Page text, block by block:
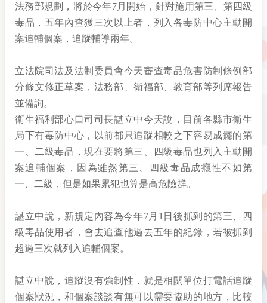
法務部規劃，將於今年7月開始，針對施用第三、第四級
毒品，五年內查獲三次以上者，列入各毒防中心主動開
案追輔個案，追蹤輔導兩年。
立法院司法及法制委員會今天審查毒品危害防制條例部
分條文修正草案，法務部、衛福部、教育部等列席報告
並備詢。
衛生福利部心口司司長諶立中今天說，目前各縣市衛生
局下有毒防中心，以前都只追蹤相較之下容易成癮的第
一、二級毒品，現在要將第三、四級毒品也列入主動開
案追輔個案，因為雖然第三、四級毒品成癮性不如第
一、二級，但是如果累犯也算是高危險群。
諶立中說，新規定內容為今年7月1日後抓到的第三、四
級毒品使用者，會去追查他過去五年的紀錄，若被抓到
超過三次就列入追輔個案。
諶立中說，追蹤沒有強制性，就是相關單位打電話追蹤
個案狀況，和個案談談有無可以需要協助的地方，比較